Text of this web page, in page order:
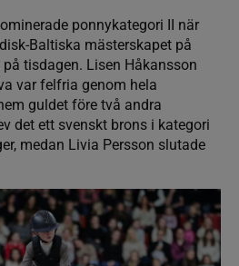
ponnykategori II när
Baltiska mästerskapet på
tisdagen. Lisen Håkansson
var felfria genom hela
guldet före två andra
det ett svenskt brons i kategori
medan Livia Persson slutade